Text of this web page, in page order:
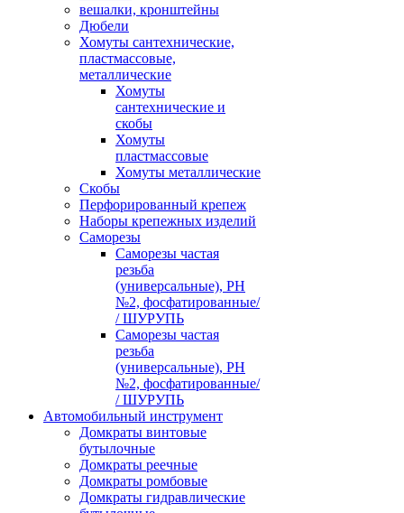
вешалки, кронштейны
Дюбели
Хомуты сантехнические,
пластмассовые,
металлические
Хомуты
сантехнические и
скобы
Хомуты
пластмассовые
Хомуты металлические
Скобы
Перфорированный крепеж
Наборы крепежных изделий
Саморезы
Саморезы частая
резьба
(универсальные), PH
№2, фосфатированные/
/ ШУРУПЬ
Саморезы частая
резьба
(универсальные), PH
№2, фосфатированные/
/ ШУРУПЬ
Автомобильный инструмент
Домкраты винтовые
бутылочные
Домкраты реечные
Домкраты ромбовые
Домкраты гидравлические